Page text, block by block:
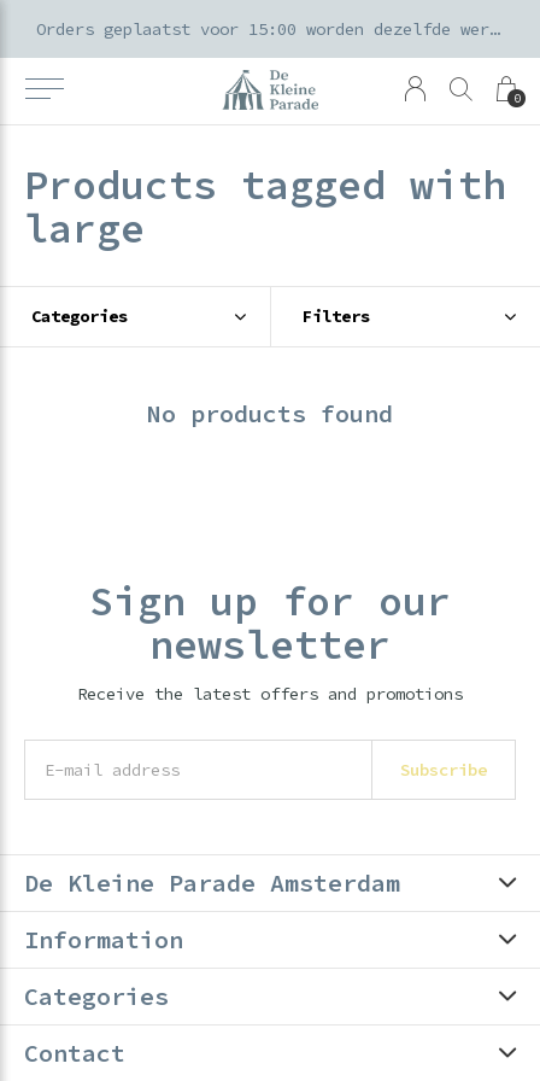
0
Orders geplaatst voor 15:00 worden dezelfde werkdag verzonden
Products tagged with
large
Categories Filters
No products found
Sign up for our
newsletter
Receive the latest offers and promotions
Subscribe
De Kleine Parade Amsterdam
Information
Categories
Contact